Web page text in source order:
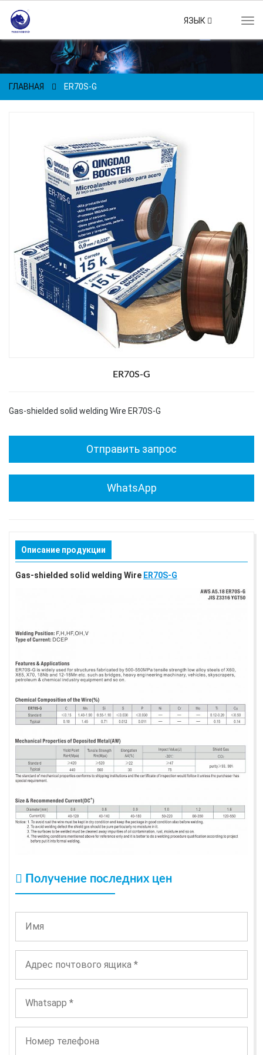
ЯЗЫК
ГЛАВНАЯ ER70S-G
ER70S-G
Gas-shielded solid welding Wire ER70S-G
Отправить запрос
WhatsApp
Описание продукции
Gas-shielded solid welding Wire ER70S-G
Получение последних цен